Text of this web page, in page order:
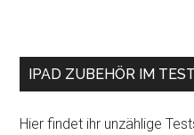
IPAD ZUBEHÖR IM TEST
Hier findet ihr unzählige